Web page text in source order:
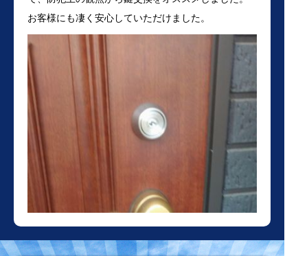
お客様にも凄く安心していただけました。